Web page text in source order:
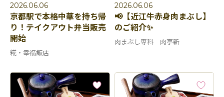
2026.06.06
京都駅で本格中華を持ち帰
り！テイクアウト弁当販売
開始
糀・幸福飯店
2026.06.06
📢【近江牛赤身肉まぶし】
のご紹介✨
肉まぶし専科 肉亭新